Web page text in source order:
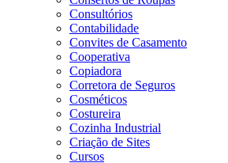
Consultórios
Contabilidade
Convites de Casamento
Cooperativa
Copiadora
Corretora de Seguros
Cosméticos
Costureira
Cozinha Industrial
Criação de Sites
Cursos